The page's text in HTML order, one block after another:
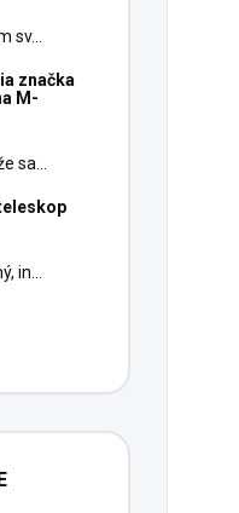
značka
M-
sa...
in...